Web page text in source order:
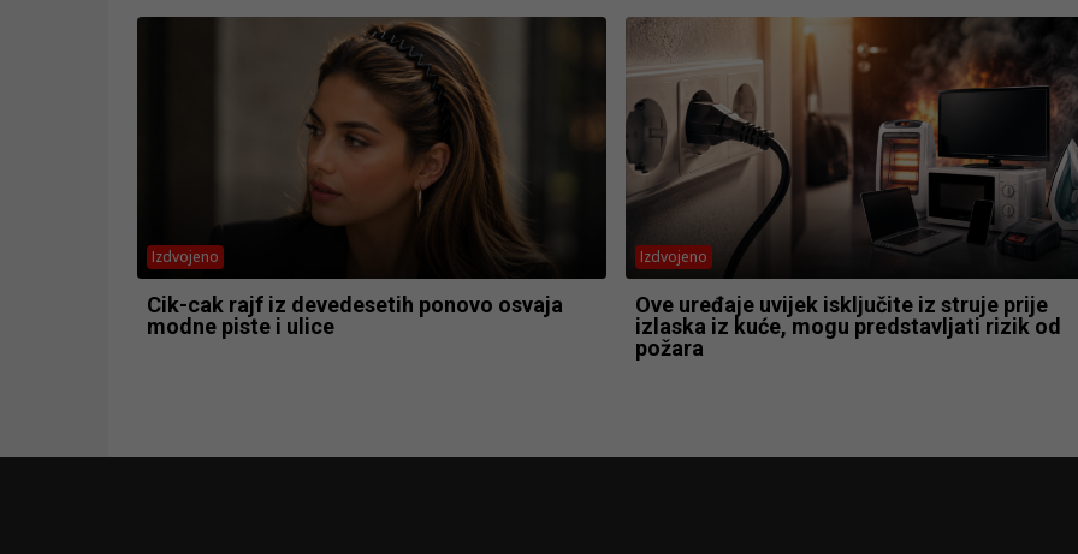
Izdvojeno
Cik-cak rajf iz devedesetih ponovo osvaja
modne piste i ulice
Izdvojeno
Ove uređaje uvijek isključite iz struje prije
izlaska iz kuće, mogu predstavljati rizik od
požara